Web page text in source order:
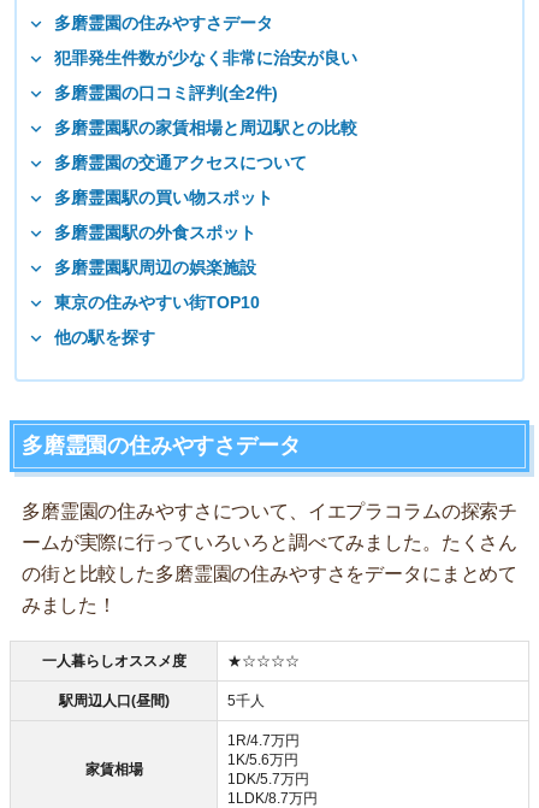
多磨霊園の住みやすさデータ
犯罪発生件数が少なく非常に治安が良い
多磨霊園の口コミ評判(全2件)
多磨霊園駅の家賃相場と周辺駅との比較
多磨霊園の交通アクセスについて
多磨霊園駅の買い物スポット
多磨霊園駅の外食スポット
多磨霊園駅周辺の娯楽施設
東京の住みやすい街TOP10
他の駅を探す
多磨霊園の住みやすさデータ
多磨霊園の住みやすさについて、イエプラコラムの探索チ
ームが実際に行っていろいろと調べてみました。たくさん
の街と比較した多磨霊園の住みやすさをデータにまとめて
みました！
一人暮らしオススメ度 ★☆☆☆☆
駅周辺人口(昼間) 5千人
家賃相場
1R/4.7万円
1K/5.6万円
1DK/5.7万円
1LDK/8.7万円